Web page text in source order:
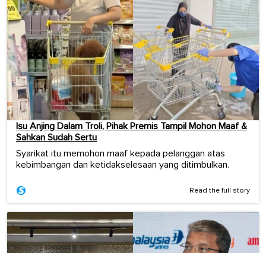
Isu Anjing Dalam Troli, Pihak Premis Tampil Mohon Maaf &
Sahkan Sudah Sertu
Syarikat itu memohon maaf kepada pelanggan atas
kebimbangan dan ketidakselesaan yang ditimbulkan.
Read the full story